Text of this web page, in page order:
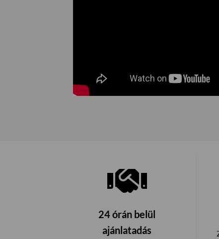
24 órán belül
ajánlatadás